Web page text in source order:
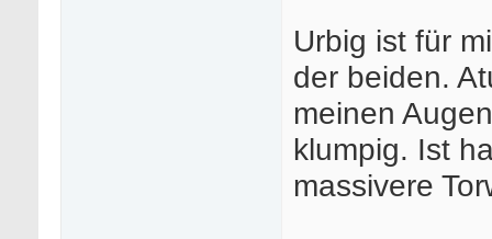
Urbig ist für
der beiden.
meinen
klumpig. Ist
massivere